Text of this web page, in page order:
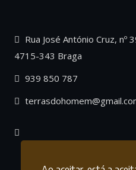
Rua José António Cruz, nº
4715-343 Braga
939 850 787